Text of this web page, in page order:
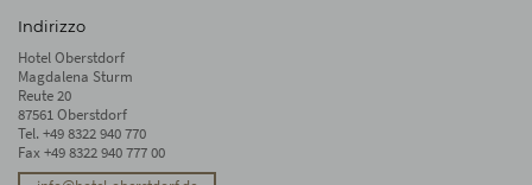
Indirizzo
Hotel Oberstdorf
Magdalena Sturm
Reute 20
87561 Oberstdorf
Tel. +49 8322 940 770
Fax +49 8322 940 777 00